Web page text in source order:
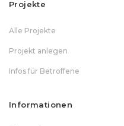
Projekte
Alle Projekte
Projekt anlegen
Infos für Betroffene
Informationen